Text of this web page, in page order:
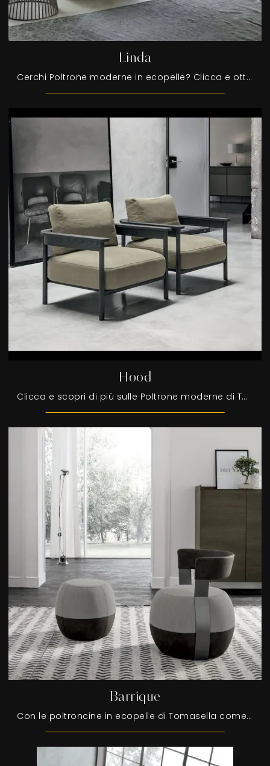
Linda
Cerchi Poltrone moderne in ecopelle? Clicca e ottieni informazioni sul modello Linda di Tomasella.
Hood
Clicca e scopri di più sulle Poltrone moderne di Tomasella! Differenti modelli in tessuto, come Hood, ti aspettano.
Barrique
Con le poltroncine in ecopelle di Tomasella come il modello Barrique potrai completare il tuo concept d'arredo.